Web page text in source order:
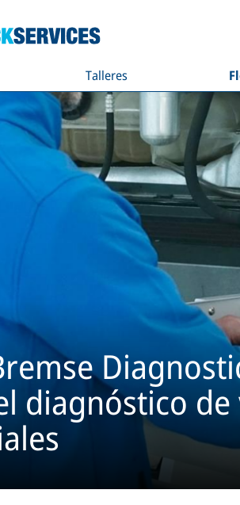
Talleres
diagnóstico